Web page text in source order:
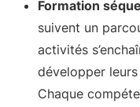
Formation
suivent un
activités
développer
Chaque